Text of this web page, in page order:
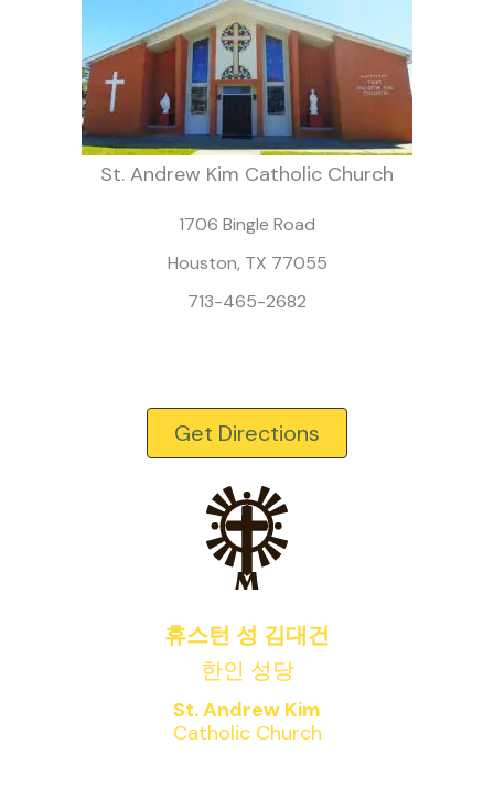
St. Andrew Kim Catholic Church
1706 Bingle Road
Houston, TX 77055
713-465-2682
Get Directions
휴스턴 성 김대건
한인 성당
St. Andrew Kim
Catholic Church